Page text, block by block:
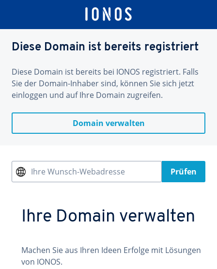
Diese Domain ist bereits registriert
Diese Domain ist bereits bei IONOS registriert. Falls
Sie der Domain-Inhaber sind, können Sie sich jetzt
einloggen und auf Ihre Domain zugreifen.
Domain verwalten
Ihre Wunsch-Webadresse Prüfen
Ihre Domain verwalten
Machen Sie aus Ihren Ideen Erfolge mit Lösungen
von IONOS.